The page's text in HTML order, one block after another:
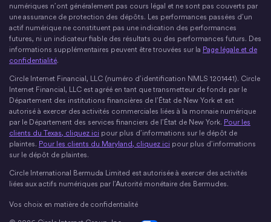
numériques n’ont généralement pas cours légal et ne sont pas couverts par
une assurance de protection des dépôts. Les performances passées d’un
actif numérique ne constituent pas une indication des performances
futures, ni un indicateur fiable des résultats ou des performances futurs. Des
informations supplémentaires peuvent être trouvées sur la Page légale et de
confidentialité.
Circle Internet Financial, LLC (numéro d’identification NMLS 1201441). Circle
Internet Financial, LLC est agréé en tant que transmetteur de fonds par le
Département des institutions financières de l’État de New York et est
autorisé à exercer des activités commerciales liées à la monnaie numérique
par le Département des services financiers de l’État de New York. Pour les
clients du Texas, cliquez ici pour plus d’informations sur le dépôt de
plaintes. Pour les clients du Maryland, cliquez ici pour plus d’informations
sur le dépôt de plaintes.
Circle International Bermuda Limited est autorisée à exercer des activités
liées aux actifs numériques par l’Autorité monétaire des Bermudes.
Vos choix en matière de confidentialité